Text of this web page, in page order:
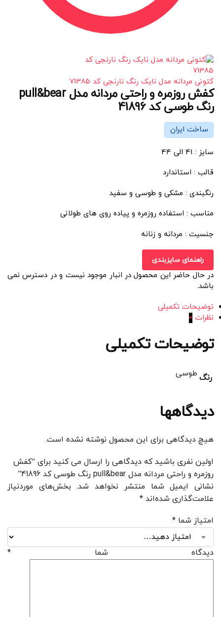
کتونی مردانه مدل نایک رنگ نارنجی کد 71385
کفش روزمره و راحتی مردانه مدل pull&bear
رنگ طوسی کد 41896
ساخت ایران
سایز : 41 الی 44
قالب : استاندارد
رنگبندی : مشکی و طوسی و سفید
مناسب : استفاده روزمره و پیاده روی های طولانی
جنسیت : مردانه و زنانه
راهنمای سایزبندی
در حال حاضر این محصول در انبار موجود نیست و در دسترس نمی
باشد.
توضیحات تکمیلی
نظرات 0
توضیحات تکمیلی
رنگ طوسی
دیدگاهها
هیچ دیدگاهی برای این محصول نوشته نشده است.
اولین نفری باشید که دیدگاهی را ارسال می کنید برای “کفش
روزمره و راحتی مردانه مدل pull&bear رنگ طوسی کد 41896”
نشانی ایمیل شما منتشر نخواهد شد. بخش‌های موردنیاز
علامت‌گذاری شده‌اند *
امتیاز شما *
دیدگاه شما *